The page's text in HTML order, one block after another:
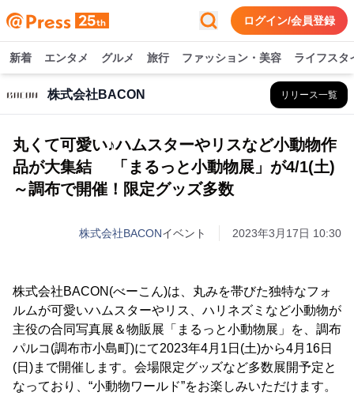
ログイン/会員登録
新着 エンタメ グルメ 旅行 ファッション・美容 ライフスタ
株式会社BACON リリース一覧
丸くて可愛い♪ハムスターやリスなど小動物作
品が大集結 「まるっと小動物展」が4/1(土)
～調布で開催！限定グッズ多数
株式会社BACONイベント 2023年3月17日 10:30
株式会社BACON(べーこん)は、丸みを帯びた独特なフォ
ルムが可愛いハムスターやリス、ハリネズミなど小動物が
主役の合同写真展＆物販展「まるっと小動物展」を、調布
パルコ(調布市小島町)にて2023年4月1日(土)から4月16日
(日)まで開催します。会場限定グッズなど多数展開予定と
なっており、“小動物ワールド”をお楽しみいただけます。